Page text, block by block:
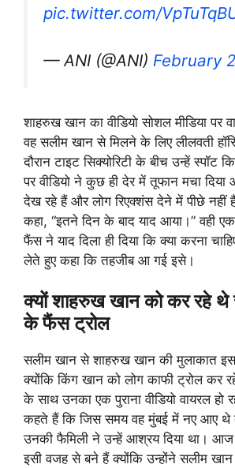
pic.twitter.com/
— ANI (@ANI) February
शाहरुख खान का वीडियो सोशल मीडिया पर
वह सलीम खान से मिलने के लिए लीलवती
दौरान टाइट सिक्योरिटी के बीच उन्हें स्पॉट
पर वीडियो ने कुछ ही देर में तूफान मचा दिया
देख रहे हैं और लोग रिएक्शंस देने में पीछे नहीं
कहा, “इतने दिन के बाद याद आया।” वही
फैंस ने याद दिला ही दिया कि क्या करना
लेते हुए कहा कि तहजीब आ गई इसे।
क्यों शाहरुख खान को कर रहे
के फैंस ट्रोल
सलीम खान से शाहरुख खान की मुलाकात
क्योंकि किंग खान को लोग काफी ट्रोल कर
के साथ उनका एक पुराना वीडियो वायरल हो
कहते हैं कि जिस समय वह मुंबई में नए आए
उनकी फैमिली ने उन्हें आश्रय दिया था।
इसी वजह से बने हैं क्योंकि उन्होंने सलीम